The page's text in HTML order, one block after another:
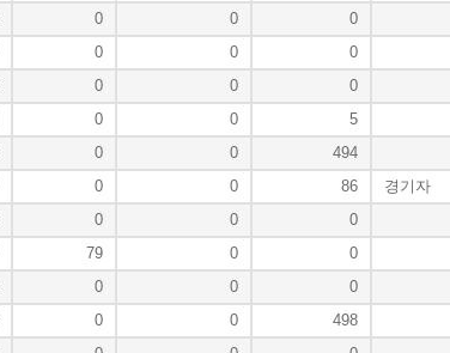
0 0 0
0 0 0
0 0
0
0 0
5
0 0
494
0 0 86
경기자
0 0
0
79 0 0
0 0 0
0 0
498